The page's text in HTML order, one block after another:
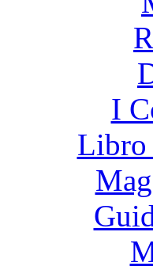
I
Libro